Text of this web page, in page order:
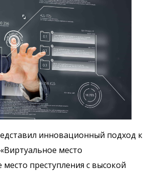
инновационный подход к
место
преступления с высокой